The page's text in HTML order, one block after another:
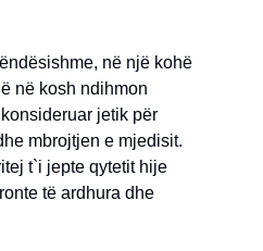
në një kohë
në kosh ndihmon
jetik për
mbrojtjen e mjedisit.
t`i jepte qytetit hije
të ardhura dhe